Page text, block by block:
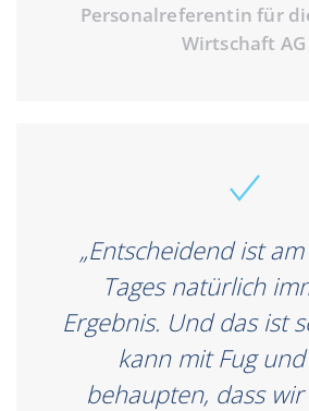
Personalreferentin für
Wirtschaft AG
„Entscheidend ist
Tages natürlich
Ergebnis. Und das ist
kann mit Fug
behaupten, dass